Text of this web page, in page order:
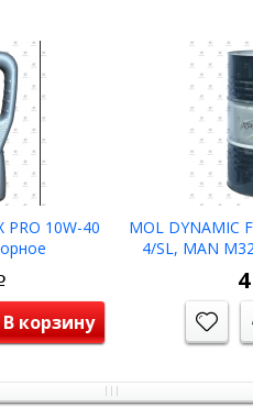
PRO 10W-40
В корзину
MOL DYNAMIC
4/SL, MAN
моторное